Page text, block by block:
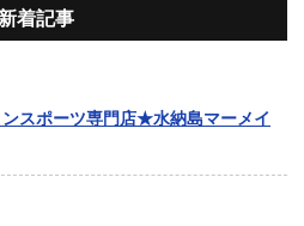
新着記事
スポーツ専門店★水納島マーメイ